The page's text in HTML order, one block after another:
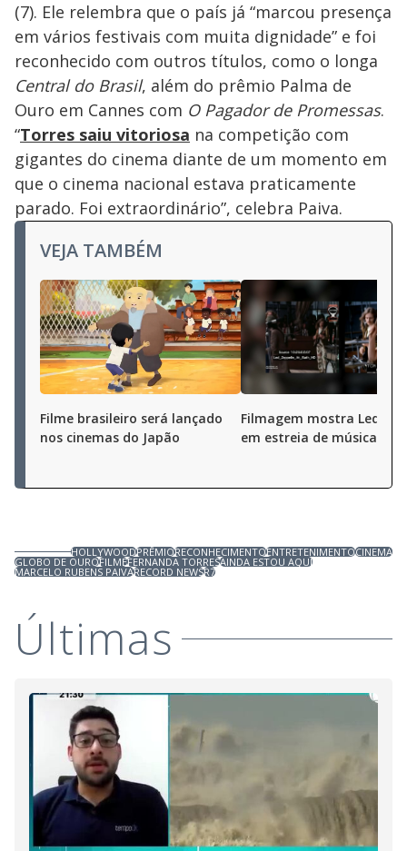
(7). Ele relembra que o país já “marcou presença
em vários festivais com muita dignidade” e foi
reconhecido com outros títulos, como o longa
Central do Brasil, além do prêmio Palma de
Ouro em Cannes com O Pagador de Promessas.
“Torres saiu vitoriosa na competição com
gigantes do cinema diante de um momento em
que o cinema nacional estava praticamente
parado. Foi extraordinário”, celebra Paiva.
VEJA TAMBÉM
Filme brasileiro será lançado
nos cinemas do Japão
Filmagem mostra Led
em estreia de música
HOLLYWOODPRÊMIORECONHECIMENTOENTRETENIMENTOCINEMA
GLOBO DE OUROFILMEFERNANDA TORRESAINDA ESTOU AQUI
MARCELO RUBENS PAIVARECORD NEWSR7
Últimas